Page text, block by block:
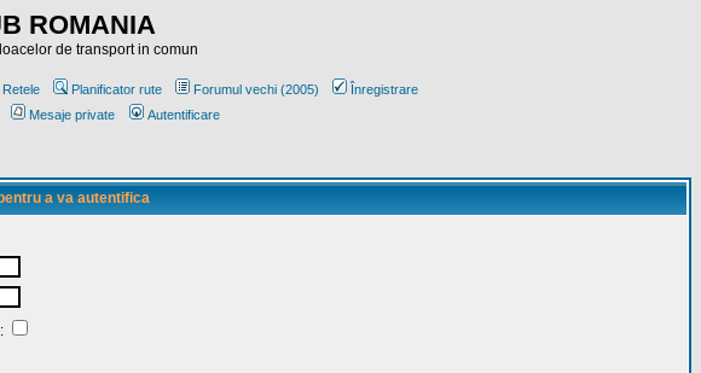
ROMANIA
de transport in comun
Retele Planificator rute Forumul vechi (2005)
Înregistrare
Mesaje private Autentificare
a va autentifica